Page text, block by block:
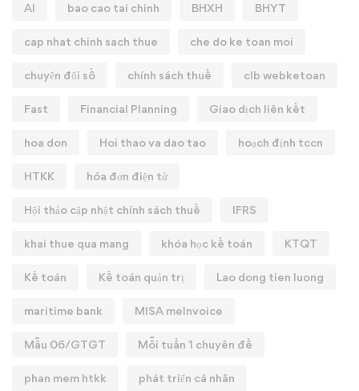
AI bao cao tai chinh BHXH BHYT
cap nhat chinh sach thue che do ke toan moi
chuyển đổi số chính sách thuế clb webketoan
Fast Financial Planning Giao dịch liên kết
hoa don Hoi thao va dao tao hoạch định tccn
HTKK hóa đơn điện tử
Hội thảo cập nhật chính sách thuế IFRS
khai thue qua mang khóa học kế toán KTQT
Kế toán Kế toán quản trị Lao dong tien luong
maritime bank MISA meInvoice
Mẫu 06/GTGT Mỗi tuần 1 chuyên đề
phan mem htkk phát triển cá nhân